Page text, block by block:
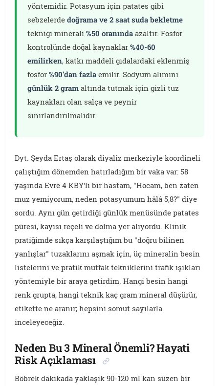
yöntemidir. Potasyum için patates gibi
sebzelerdedoğrama ve 2 saat suda bekletme
tekniği minerali%50 oranında azaltır. Fosfor
kontrolünde doğal kaynaklar%40-60
emilirken, katkı maddeli gıdalardaki eklenmiş
fosfor%90'dan fazla emilir. Sodyum alımını
günlük 2 gram altında tutmak için gizli tuz
kaynakları olan salça ve peynir
sınırlandırılmalıdır.
Dyt. Şeyda Ertaş olarak diyaliz merkeziyle koordineli
çalıştığım dönemden hatırladığım bir vaka var: 58
yaşında Evre 4 KBY'li bir hastam, "Hocam, ben zaten
muz yemiyorum, neden potasyumum hâlâ 5,8?" diye
sordu. Aynı gün getirdiği günlük menüsünde patates
püresi, kayısı reçeli ve dolma yer alıyordu. Klinik
pratiğimde sıkça karşılaştığım bu "doğru bilinen
yanlışlar" tuzaklarını aşmak için, üç mineralin besin
listelerini ve pratik mutfak tekniklerini trafik ışıkları
yöntemiyle bir araya getirdim. Hangi besin hangi
renk grupta, hangi teknik kaç gram mineral düşürür,
etikette ne aranır; hepsini somut sayılarla
inceleyeceğiz.
Neden Bu 3 Mineral Önemli? Hayati
Risk Açıklaması
Böbrek dakikada yaklaşık 90-120 ml kan süzen bir